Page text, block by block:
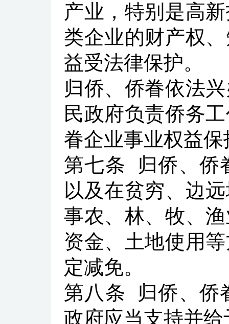
产业，特别是高
类企业的财产权
益受法律保护。
归侨、侨眷依法
民政府负责侨务
眷企业事业权益
第七条
归侨、侨
以及在贫穷、边
事农、林、牧、
资金、土地使用
定减免。
第八条
归侨、侨
政府应当支持并